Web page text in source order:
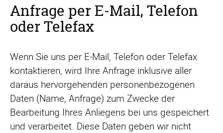
Anfrage per E‑Mail, Telefon
oder Telefax
Wenn Sie uns per E‑Mail, Telefon oder Telefax
kontaktieren, wird Ihre Anfrage inklusive aller
daraus hervorgehenden personenbezogenen
Daten (Name, Anfrage) zum Zwecke der
Bearbeitung Ihres Anliegens bei uns gespeichert
und verarbeitet. Diese Daten geben wir nicht